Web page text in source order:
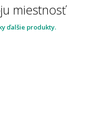
miestnosť
ďalšie produkty.